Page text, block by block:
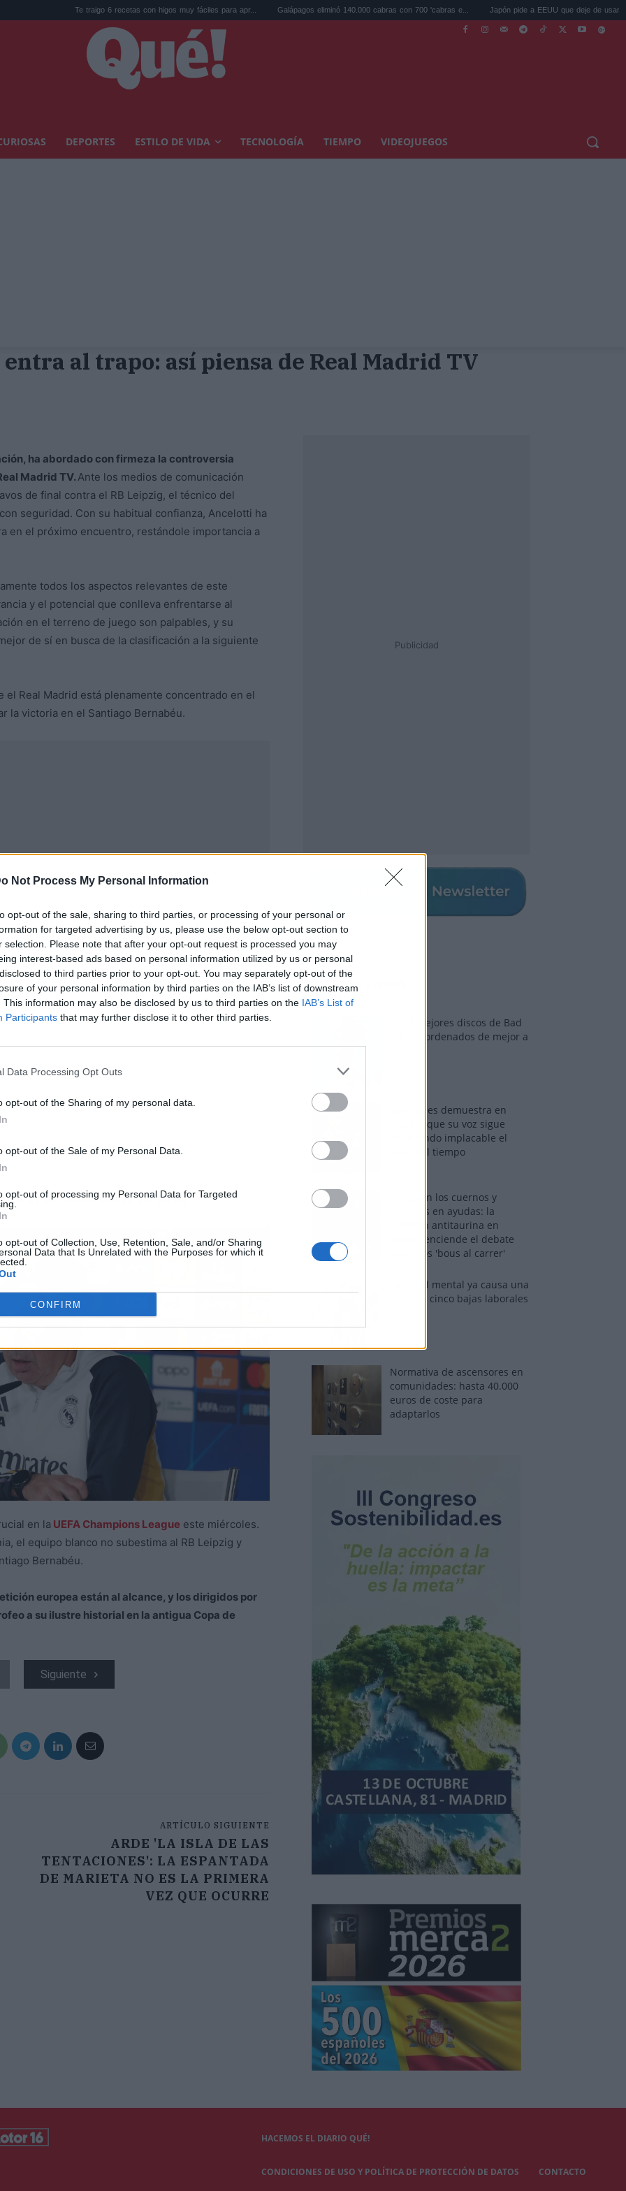
Not Process My Personal Information
opt-out of the sale, sharing to third parties, or processing of your personal or
for targeted advertising by us, please use the below opt-out section to
selection. Please note that after your opt-out request is processed you may
interest-based ads based on personal information utilized by us or personal
to third parties prior to your opt-out. You may separately opt-out of the
of your personal information by third parties on the IAB’s list of downstream
This information may also be disclosed by us to third parties on the IAB’s List of
Participants that may further disclose it to other third parties.
Data Processing Opt Outs
opt-out of the Sharing of my personal data.
opt-out of the Sale of my Personal Data.
opt-out of processing my Personal Data for Targeted
opt-out of Collection, Use, Retention, Sale, and/or Sharing
Data that Is Unrelated with the Purposes for which it
CONFIRM
Te traigo 6 recetas con higos muy fáciles para apr... Galápagos eliminó 140.000 cabras con 700 'cabras e... Japón pide a EEUU que deje de usar a Mario y
DEPORTES ESTILO DE VIDA TECNOLOGÍA TIEMPO VIDEOJUEGOS
al trapo: así piensa de Real Madrid TV
ha abordado con firmeza la controversia
Madrid TV.Ante los medios de comunicación
de final contra el RB Leipzig, el técnico del
seguridad. Con su habitual confianza, Ancelotti ha
en el próximo encuentro, restándole importancia a
todos los aspectos relevantes de este
y el potencial que conlleva enfrentarse al
en el terreno de juego son palpables, y su
de sí en busca de la clasificación a la siguiente
Real Madrid está plenamente concentrado en el
la victoria en el Santiago Bernabéu.
Publicidad
Carlo Ancelotti lo sabe
en la UEFA Champions League este miércoles.
el equipo blanco no subestima al RB Leipzig y
Bernabéu.
europea están al alcance, y los dirigidos por
a su ilustre historial en la antigua Copa de
Siguiente
ARTÍCULO SIGUIENTE
ARDE 'LA ISLA DE LAS
TENTACIONES': LA ESPANTADA
DE MARIETA NO ES LA PRIMERA
VEZ QUE OCURRE
Publicidad
Los más vistos
Los 7 mejores discos de Bad
Bunny, ordenados de mejor a
Tom Jones demuestra en
Madrid que su voz sigue
desafiando implacable el
paso del tiempo
Fuego en los cuernos y
millones en ayudas: la
rebelión antitaurina en
Alfafar enciende el debate
sobre los 'bous al carrer'
La salud mental ya causa una
de cada cinco bajas laborales
Normativa de ascensores en
comunidades: hasta 40.000
euros de coste para
adaptarlos
HACEMOS EL DIARIO QUÉ!
CONDICIONES DE USO Y POLÍTICA DE PROTECCIÓN DE DATOS CONTACTO